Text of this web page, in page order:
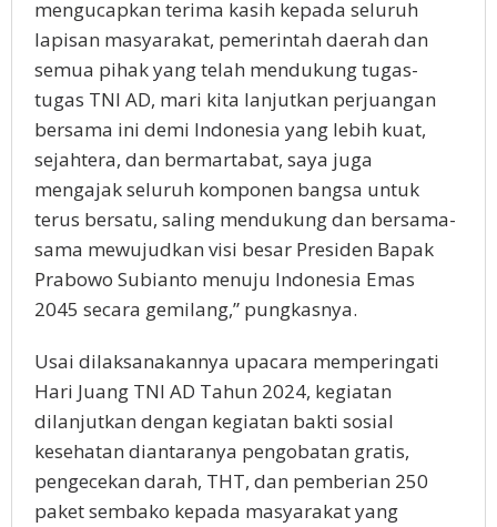
mengucapkan terima kasih kepada seluruh
lapisan masyarakat, pemerintah daerah dan
semua pihak yang telah mendukung tugas-
tugas TNI AD, mari kita lanjutkan perjuangan
bersama ini demi Indonesia yang lebih kuat,
sejahtera, dan bermartabat, saya juga
mengajak seluruh komponen bangsa untuk
terus bersatu, saling mendukung dan bersama-
sama mewujudkan visi besar Presiden Bapak
Prabowo Subianto menuju Indonesia Emas
2045 secara gemilang,” pungkasnya.
Usai dilaksanakannya upacara memperingati
Hari Juang TNI AD Tahun 2024, kegiatan
dilanjutkan dengan kegiatan bakti sosial
kesehatan diantaranya pengobatan gratis,
pengecekan darah, THT, dan pemberian 250
paket sembako kepada masyarakat yang